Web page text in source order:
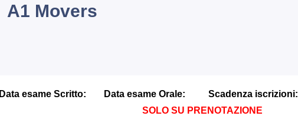
A1 Movers
Data esame Scritto: Data esame Orale: Scadenza iscrizioni:
SOLO SU PRENOTAZIONE